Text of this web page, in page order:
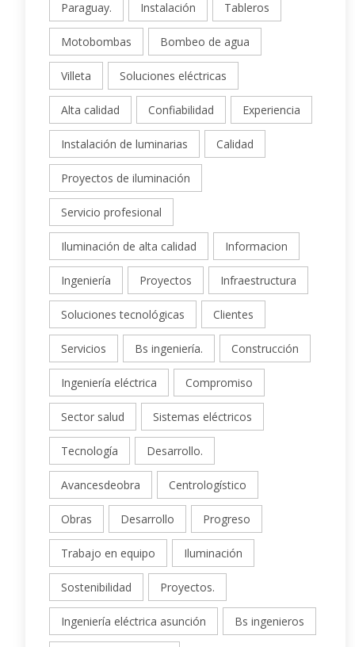
Paraguay. Instalación Tableros
Motobombas Bombeo de agua
Villeta Soluciones eléctricas
Alta calidad Confiabilidad Experiencia
Instalación de luminarias Calidad
Proyectos de iluminación
Servicio profesional
Iluminación de alta calidad Informacion
Ingeniería Proyectos Infraestructura
Soluciones tecnológicas Clientes
Servicios Bs ingeniería. Construcción
Ingeniería eléctrica Compromiso
Sector salud Sistemas eléctricos
Tecnología Desarrollo.
Avancesdeobra Centrologístico
Obras Desarrollo Progreso
Trabajo en equipo Iluminación
Sostenibilidad Proyectos.
Ingeniería eléctrica asunción Bs ingenieros